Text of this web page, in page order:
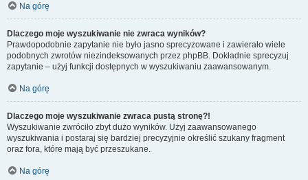
Na górę
Dlaczego moje wyszukiwanie nie zwraca wyników?
Prawdopodobnie zapytanie nie było jasno sprecyzowane i zawierało wiele
podobnych zwrotów niezindeksowanych przez phpBB. Dokładnie sprecyzuj
zapytanie – użyj funkcji dostępnych w wyszukiwaniu zaawansowanym.
Na górę
Dlaczego moje wyszukiwanie zwraca pustą stronę?!
Wyszukiwanie zwróciło zbyt dużo wyników. Użyj zaawansowanego
wyszukiwania i postaraj się bardziej precyzyjnie określić szukany fragment
oraz fora, które mają być przeszukane.
Na górę